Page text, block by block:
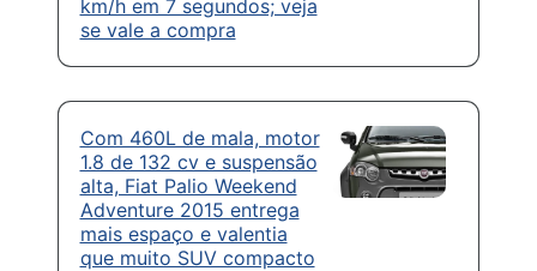
km/h em 7 segundos; veja
se vale a compra
Com 460L de mala, motor
1.8 de 132 cv e suspensão
alta, Fiat Palio Weekend
Adventure 2015 entrega
mais espaço e valentia
que muito SUV compacto